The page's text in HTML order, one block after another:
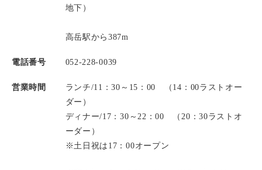
地下）
高岳駅から387m
電話番号 052-228-0039
営業時間
ランチ/11：30～15：00 （14：00ラストオー
ダー）
ディナー/17：30～22：00 （20：30ラストオ
ーダー）
※土日祝は17：00オープン